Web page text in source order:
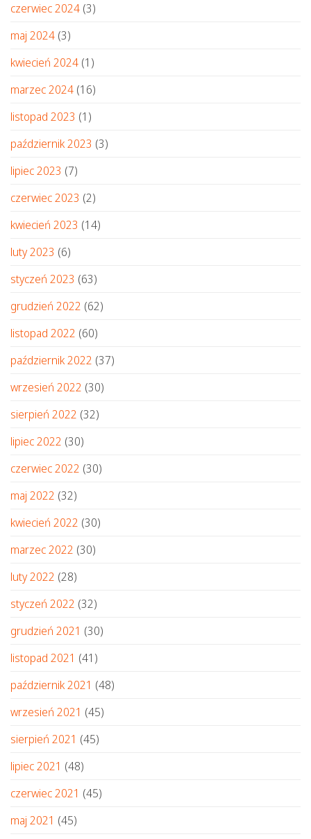
czerwiec 2024 (3)
maj 2024 (3)
kwiecień 2024 (1)
marzec 2024 (16)
listopad 2023 (1)
październik 2023 (3)
lipiec 2023 (7)
czerwiec 2023 (2)
kwiecień 2023 (14)
luty 2023 (6)
styczeń 2023 (63)
grudzień 2022 (62)
listopad 2022 (60)
październik 2022 (37)
wrzesień 2022 (30)
sierpień 2022 (32)
lipiec 2022 (30)
czerwiec 2022 (30)
maj 2022 (32)
kwiecień 2022 (30)
marzec 2022 (30)
luty 2022 (28)
styczeń 2022 (32)
grudzień 2021 (30)
listopad 2021 (41)
październik 2021 (48)
wrzesień 2021 (45)
sierpień 2021 (45)
lipiec 2021 (48)
czerwiec 2021 (45)
maj 2021 (45)